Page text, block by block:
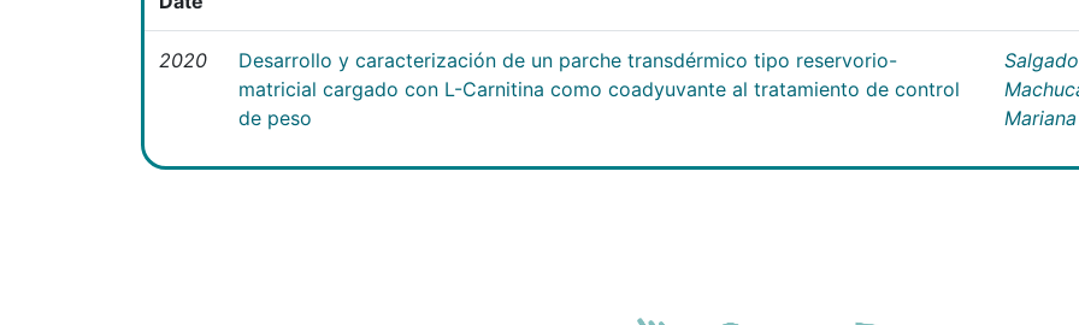
2020
Desarrollo y caracterización de un parche transdérmico tipo reservorio-
matricial cargado con L-Carnitina como coadyuvante al tratamiento de control
de peso
Salgado
Mariana